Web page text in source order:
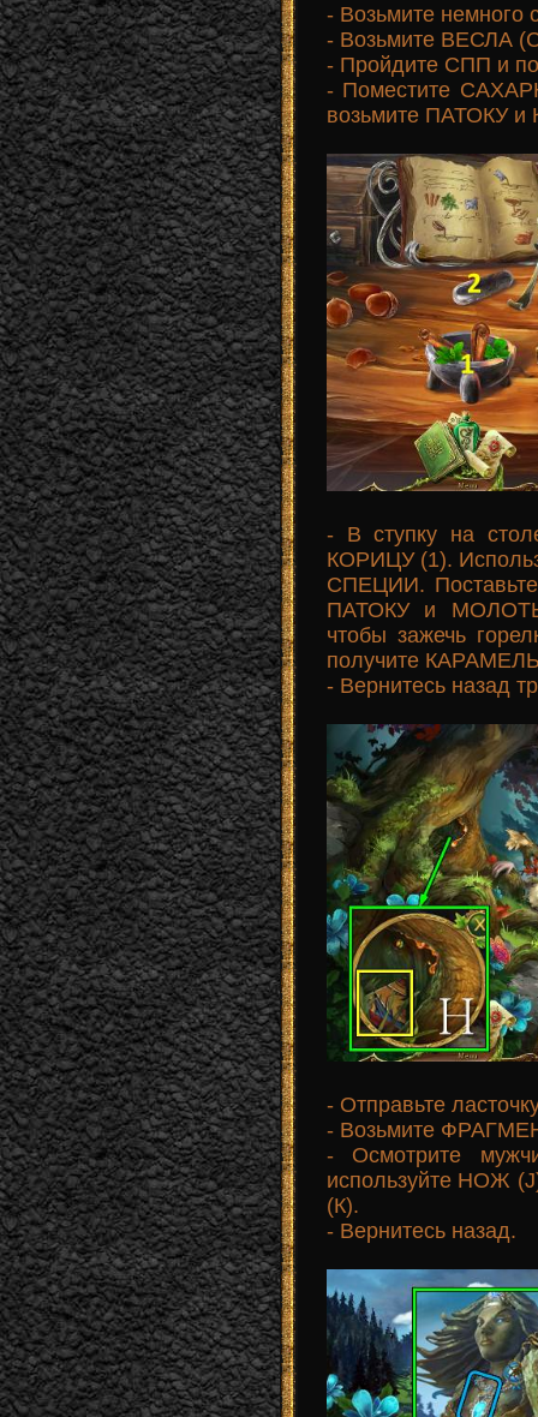
- Возьмите немного
- Возьмите ВЕСЛА
- Пройдите СПП и
- Поместите
возьмите ПАТОКУ
- В ступку на
КОРИЦУ (1).
СПЕЦИИ.
ПАТОКУ и
чтобы зажечь
получите
- Вернитесь назад
- Отправьте
- Возьмите
- Осмотрите
используйте НОЖ
(К).
- Вернитесь назад.